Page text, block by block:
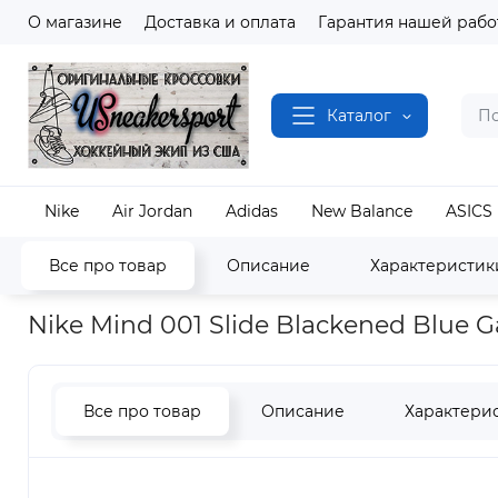
О магазине Доставка и оплата Гарантия нашей
Каталог
Nike Air Jordan Adidas New Balance ASICS
Все про товар Описание
Наш магазин Обувь Nike Nike Mind 001-
Nike Mind 001 Slide Blackened Blue
Все про товар Описание